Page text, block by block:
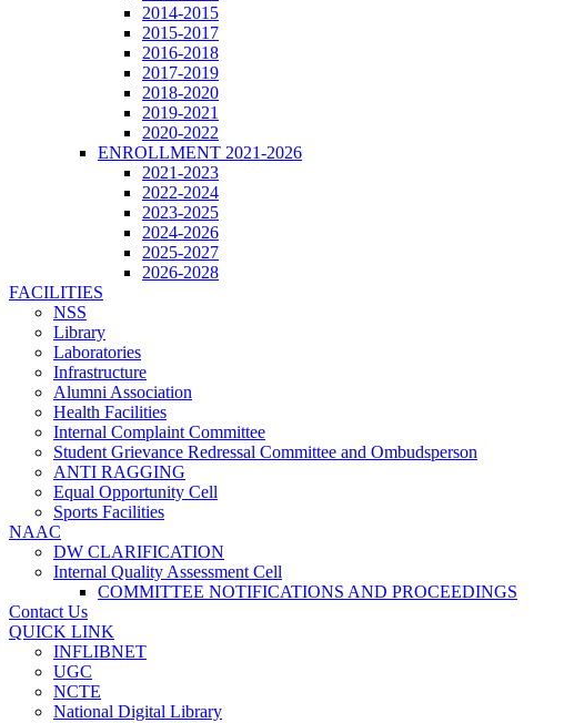
2014-2015
2015-2017
2016-2018
2017-2019
2018-2020
2019-2021
2020-2022
ENROLLMENT 2021-2026
2021-2023
2022-2024
2023-2025
2024-2026
2025-2027
2026-2028
FACILITIES
NSS
Library
Laboratories
Infrastructure
Alumni Association
Health Facilities
Internal Complaint Committee
Student Grievance Redressal Committee and Ombudsperson
ANTI RAGGING
Equal Opportunity Cell
Sports Facilities
NAAC
DW CLARIFICATION
Internal Quality Assessment Cell
COMMITTEE NOTIFICATIONS AND PROCEEDINGS
Contact Us
QUICK LINK
INFLIBNET
UGC
NCTE
National Digital Library